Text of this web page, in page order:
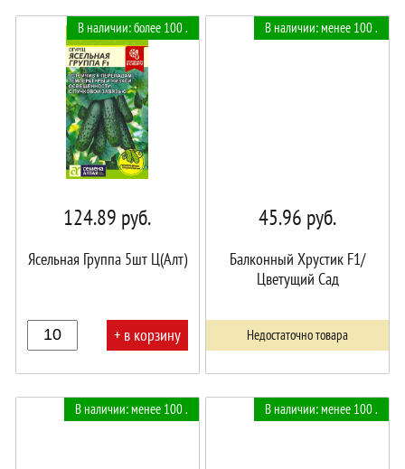
В наличии: более 100 .
124.89 руб.
Ясельная Группа 5шт Ц(Алт)
+ в корзину
В наличии: менее 100 .
45.96 руб.
Балконный Хрустик F1/
Цветущий Сад
Недостаточно товара
В наличии: менее 100 . В наличии: менее 100 .